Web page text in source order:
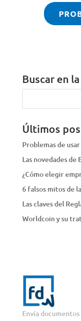
Buscar en
Últimos
Problemas de
Las novedades de
¿Cómo elegir
6 falsos mitos de
Las claves del
Worldcoin y su
Envía